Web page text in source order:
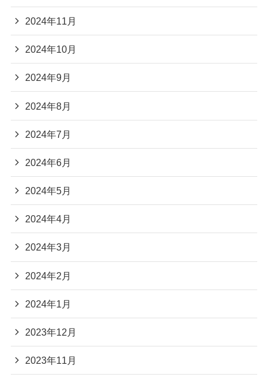
2024年11月
2024年10月
2024年9月
2024年8月
2024年7月
2024年6月
2024年5月
2024年4月
2024年3月
2024年2月
2024年1月
2023年12月
2023年11月